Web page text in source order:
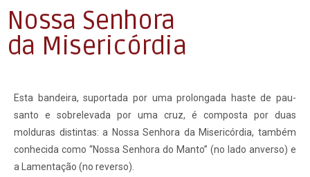
Nossa Senhora
da Misericórdia
Esta bandeira, suportada por uma prolongada haste de pau-
santo e sobrelevada por uma cruz, é composta por duas
molduras distintas: a Nossa Senhora da Misericórdia, também
conhecida como “Nossa Senhora do Manto” (no lado anverso) e
a Lamentação (no reverso).